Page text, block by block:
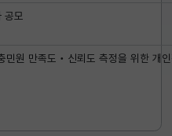
공모
민원 만족도‧신뢰도 측정을 위한 개